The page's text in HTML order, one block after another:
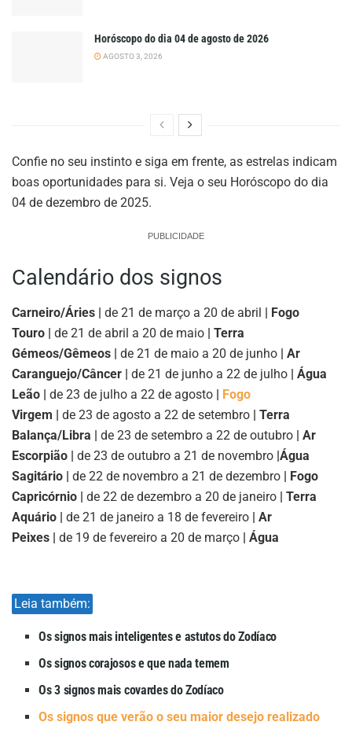
Horóscopo do dia 04 de agosto de 2026
AGOSTO 3, 2026
Confie no seu instinto e siga em frente, as estrelas indicam
boas oportunidades para si. Veja o seu Horóscopo do dia
04 de dezembro de 2025.
PUBLICIDADE
Calendário dos signos
Carneiro/Áries | de 21 de março a 20 de abril | Fogo
Touro | de 21 de abril a 20 de maio | Terra
Gémeos/Gêmeos | de 21 de maio a 20 de junho | Ar
Caranguejo/Câncer | de 21 de junho a 22 de julho | Água
Leão | de 23 de julho a 22 de agosto | Fogo
Virgem | de 23 de agosto a 22 de setembro | Terra
Balança/Libra | de 23 de setembro a 22 de outubro | Ar
Escorpião | de 23 de outubro a 21 de novembro |Água
Sagitário | de 22 de novembro a 21 de dezembro | Fogo
Capricórnio | de 22 de dezembro a 20 de janeiro | Terra
Aquário | de 21 de janeiro a 18 de fevereiro | Ar
Peixes | de 19 de fevereiro a 20 de março | Água
Leia também:
Os signos mais inteligentes e astutos do Zodíaco
Os signos corajosos e que nada temem
Os 3 signos mais covardes do Zodíaco
Os signos que verão o seu maior desejo realizado